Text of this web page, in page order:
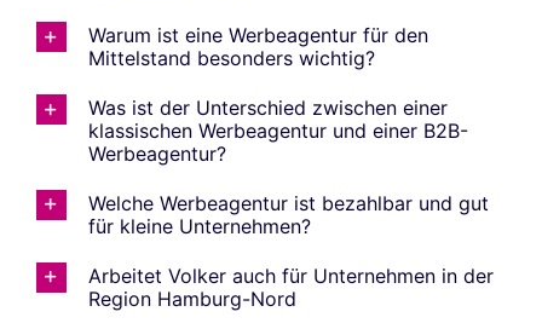
Warum ist eine Werbeagentur für den
Mittelstand besonders wichtig?
Was ist der Unterschied zwischen einer
klassischen Werbeagentur und einer B2B-
Werbeagentur?
Welche Werbeagentur ist bezahlbar und gut
für kleine Unternehmen?
Arbeitet Volker auch für Unternehmen in der
Region Hamburg-Nord